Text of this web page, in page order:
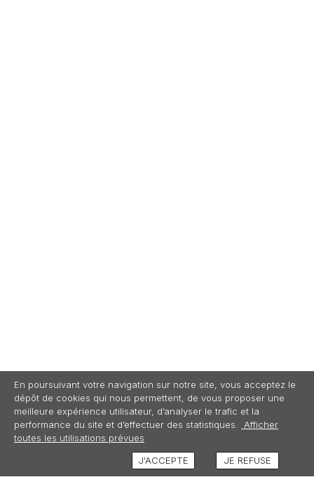
En poursuivant votre navigation sur notre site, vous acceptez le
dépôt de cookies qui nous permettent, de vous proposer une
meilleure expérience utilisateur, d’analyser le trafic et la
performance du site et d’effectuer des statistiques.
Afficher
toutes les utilisations prévues
J'ACCEPTE
JE REFUSE